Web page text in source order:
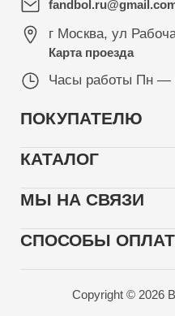
г Москва, ул
Карта проезда
Часы работы Пн —
ПОКУПАТЕЛЮ
КАТАЛОГ
МЫ НА СВЯЗИ
СПОСОБЫ
Copyright © 2026